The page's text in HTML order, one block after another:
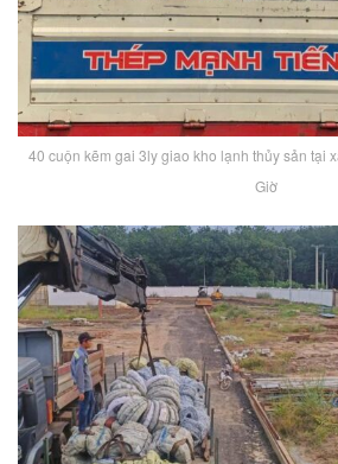
40 cuộn kẽm gai 3ly giao kho lạnh thủy sản tại
Giờ